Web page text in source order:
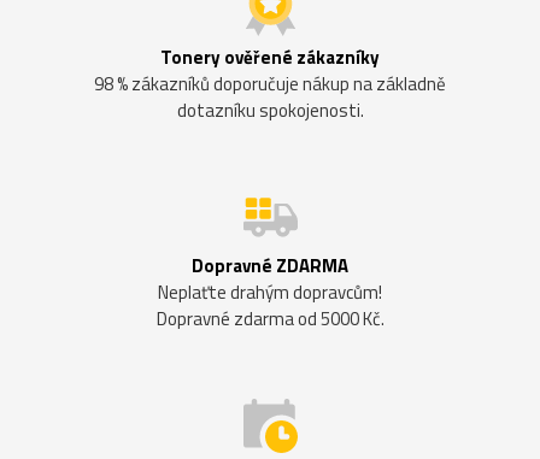
Tonery ověřené zákazníky
98 % zákazníků doporučuje nákup na základně
dotazníku spokojenosti.
Dopravné ZDARMA
Neplaťte drahým dopravcům!
Dopravné zdarma od 5000 Kč.